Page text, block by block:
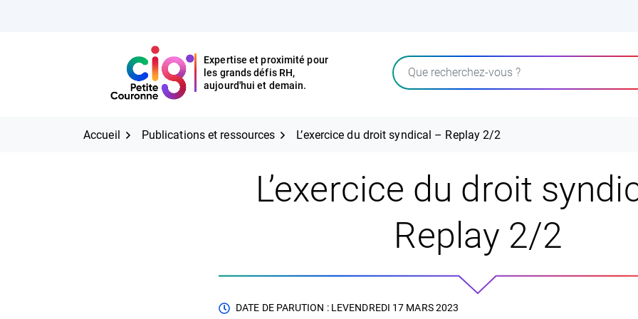
CIG Petite Couronne
Expertise et proximité pour
les grands défis RH,
aujourd'hui et demain.
Rechercher
CIG Petite Couronne
Expertise et proximité pour
les grands défis RH,
aujourd'hui et demain.
Accueil Publications et ressources L’exercice du droit syndical – Replay 2/2
L’exercice du droit
Replay 2/2
DATE DE PARUTION : LEVENDREDI 17 MARS 2023